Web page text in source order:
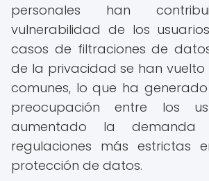
personales han
vulnerabilidad de los
casos de filtraciones de
de la privacidad se han
comunes, lo que ha
preocupación entre los
aumentado la
regulaciones más estrictas
protección de datos.